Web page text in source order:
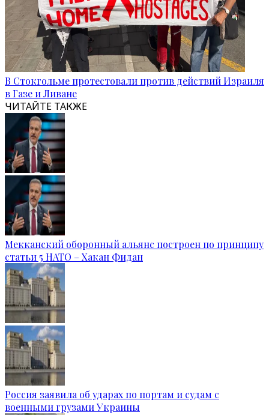
В Стокгольме протестовали против действий Израиля
в Газе и Ливане
ЧИТАЙТЕ ТАКЖЕ
Мекканский оборонный альянс построен по принципу
статьи 5 НАТО – Хакан Фидан
Россия заявила об ударах по портам и судам с
военными грузами Украины